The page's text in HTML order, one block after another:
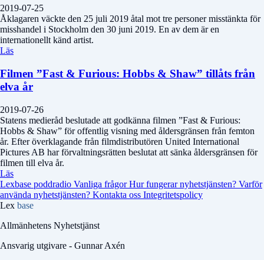
2019-07-25
Åklagaren väckte den 25 juli 2019 åtal mot tre personer misstänkta för
misshandel i Stockholm den 30 juni 2019. En av dem är en
internationellt känd artist.
Läs
Filmen ”Fast & Furious: Hobbs & Shaw” tillåts från
elva år
2019-07-26
Statens medieråd beslutade att godkänna filmen ”Fast & Furious:
Hobbs & Shaw” för offentlig visning med åldersgränsen från femton
år. Efter överklagande från filmdistributören United International
Pictures AB har förvaltningsrätten beslutat att sänka åldersgränsen för
filmen till elva år.
Läs
Lexbase poddradio Vanliga frågorHur fungerar nyhetstjänsten? Varför
använda nyhetstjänsten? Kontakta oss Integritetspolicy
Lex base
Allmänhetens Nyhetstjänst
Ansvarig utgivare - Gunnar Axén